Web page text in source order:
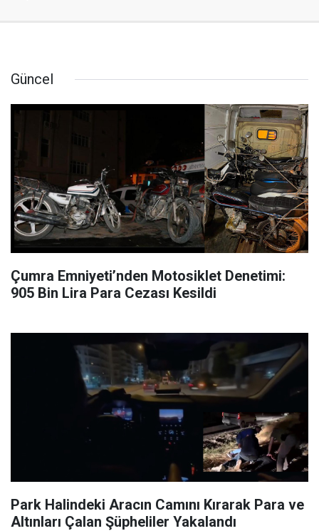
Güncel
Çumra Emniyeti’nden Motosiklet Denetimi:
905 Bin Lira Para Cezası Kesildi
Park Halindeki Aracın Camını Kırarak Para ve
Altınları Çalan Şüpheliler Yakalandı